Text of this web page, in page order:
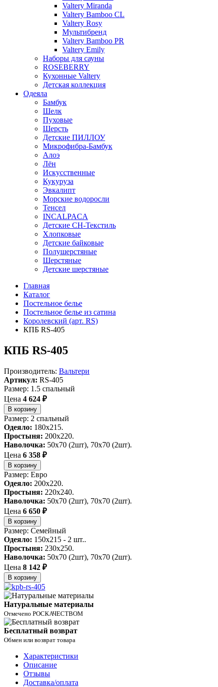
Valtery Miranda
Valtery Bamboo CL
Valtery Rosy
Мультибренд
Valtery Bamboo PR
Valtery Emily
Наборы для сауны
ROSEBERRY
Кухонные Valtery
Детская коллекция
Одеяла
Бамбук
Шелк
Пуховые
Шерсть
Детские ПИЛЛОУ
Микрофибра-Бамбук
Алоэ
Лён
Искусственные
Кукуруза
Эвкалипт
Морские водоросли
Тенсел
INCALPACA
Детские СН-Текстиль
Хлопковые
Детские байковые
Полушерстяные
Шерстяные
Детские шерстяные
Главная
Каталог
Постельное белье
Постельное белье из сатина
Королевский (арт. RS)
КПБ RS-405
КПБ RS-405
Производитель: Вальтери
Артикул: RS-405
Размер: 1.5 спальный
Цена 4 624 ₽
В корзину
Размер: 2 спальный
Одеяло: 180х215.
Простыня: 200х220.
Наволочка: 50х70 (2шт), 70х70 (2шт).
Цена 6 358 ₽
В корзину
Размер: Евро
Одеяло: 200х220.
Простыня: 220х240.
Наволочка: 50х70 (2шт), 70х70 (2шт).
Цена 6 650 ₽
В корзину
Размер: Семейный
Одеяло: 150x215 - 2 шт..
Простыня: 230x250.
Наволочка: 50х70 (2шт), 70х70 (2шт).
Цена 8 142 ₽
В корзину
Натуральные материалы
Отмечено РОСКАЧЕСТВОМ
Бесплатный возврат
Обмен или возврат товара
Характеристики
Описание
Отзывы
Доставка/оплата